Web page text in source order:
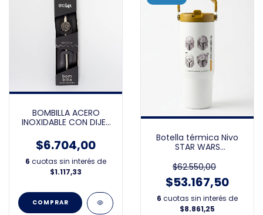
BOMBILLA ACERO
INOXIDABLE CON DIJE-
$6.704,00
6 cuotas sin interés de
$1.117,33
Botella térmica Nivo
STAR WARS
$62.550,00
$53.167,50
6 cuotas sin interés de
$8.861,25